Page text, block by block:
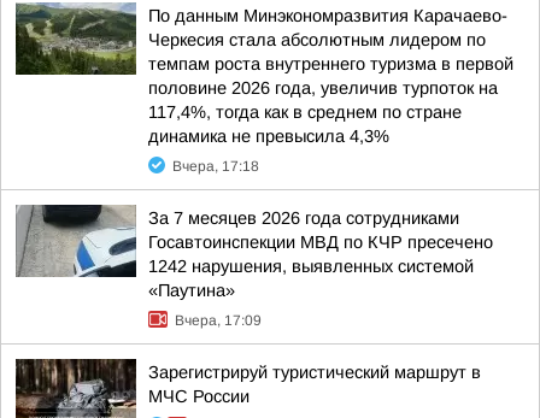
По данным Минэкономразвития Карачаево-
Черкесия стала абсолютным лидером по
темпам роста внутреннего туризма в первой
половине 2026 года, увеличив турпоток на
117,4%, тогда как в среднем по стране
динамика не превысила 4,3%
Вчера, 17:18
За 7 месяцев 2026 года сотрудниками
Госавтоинспекции МВД по КЧР пресечено
1242 нарушения, выявленных системой
«Паутина»
Вчера, 17:09
Зарегистрируй туристический маршрут в
МЧС России